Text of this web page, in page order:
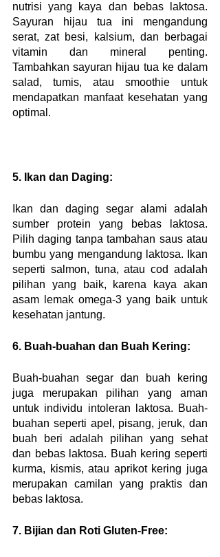
nutrisi yang kaya dan bebas laktosa.
Sayuran hijau tua ini mengandung
serat, zat besi, kalsium, dan berbagai
vitamin dan mineral penting.
Tambahkan sayuran hijau tua ke dalam
salad, tumis, atau smoothie untuk
mendapatkan manfaat kesehatan yang
optimal.
5. Ikan dan Daging:
Ikan dan daging segar alami adalah
sumber protein yang bebas laktosa.
Pilih daging tanpa tambahan saus atau
bumbu yang mengandung laktosa. Ikan
seperti salmon, tuna, atau cod adalah
pilihan yang baik, karena kaya akan
asam lemak omega-3 yang baik untuk
kesehatan jantung.
6. Buah-buahan dan Buah Kering:
Buah-buahan segar dan buah kering
juga merupakan pilihan yang aman
untuk individu intoleran laktosa. Buah-
buahan seperti apel, pisang, jeruk, dan
buah beri adalah pilihan yang sehat
dan bebas laktosa. Buah kering seperti
kurma, kismis, atau aprikot kering juga
merupakan camilan yang praktis dan
bebas laktosa.
7. Bijian dan Roti Gluten-Free: